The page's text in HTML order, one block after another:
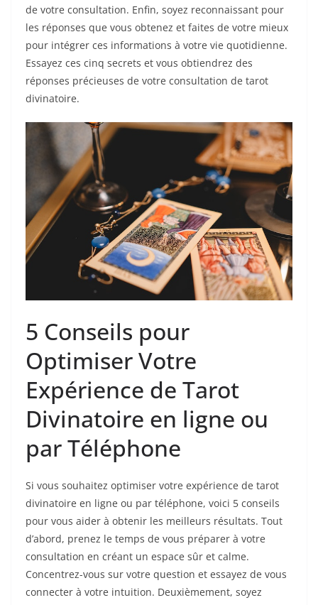
de votre consultation. Enfin, soyez reconnaissant pour
les réponses que vous obtenez et faites de votre mieux
pour intégrer ces informations à votre vie quotidienne.
Essayez ces cinq secrets et vous obtiendrez des
réponses précieuses de votre consultation de tarot
divinatoire.
5 Conseils pour
Optimiser Votre
Expérience de Tarot
Divinatoire en ligne ou
par Téléphone
Si vous souhaitez optimiser votre expérience de tarot
divinatoire en ligne ou par téléphone, voici 5 conseils
pour vous aider à obtenir les meilleurs résultats. Tout
d’abord, prenez le temps de vous préparer à votre
consultation en créant un espace sûr et calme.
Concentrez-vous sur votre question et essayez de vous
connecter à votre intuition. Deuxièmement, soyez